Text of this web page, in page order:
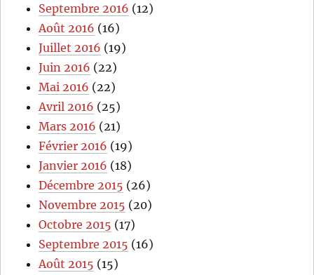
Septembre 2016 (12)
Août 2016 (16)
Juillet 2016 (19)
Juin 2016 (22)
Mai 2016 (22)
Avril 2016 (25)
Mars 2016 (21)
Février 2016 (19)
Janvier 2016 (18)
Décembre 2015 (26)
Novembre 2015 (20)
Octobre 2015 (17)
Septembre 2015 (16)
Août 2015 (15)